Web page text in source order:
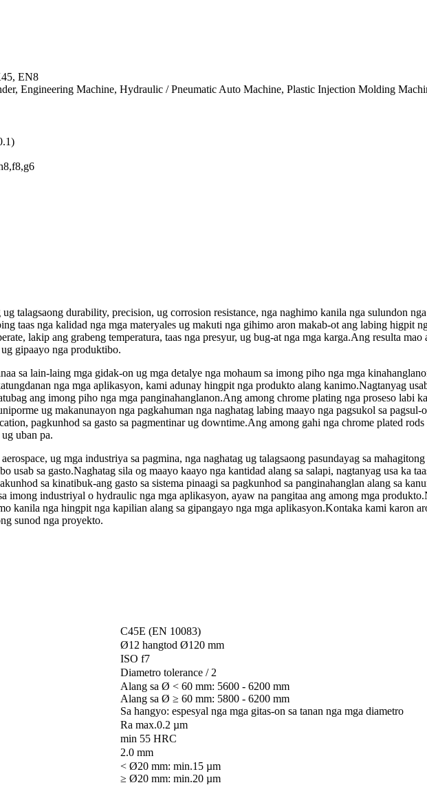
EN8
Engineering Machine, Hydraulic / Pneumatic Auto Machine, Plastic Injection Molding
talagsaong durability, precision, ug corrosion resistance, nga naghimo kanila nga sulundon
taas nga kalidad nga mga materyales ug makuti nga gihimo aron makab-ot ang labing higpit
lakip ang grabeng temperatura, taas nga presyur, ug bug-at nga mga karga.Ang resulta
gipaayo nga produktibo.
sa lain-laing mga gidak-on ug mga detalye nga mohaum sa imong piho nga mga
nga mga aplikasyon, kami adunay hingpit nga produkto alang kanimo.Nagtanyag
ang imong piho nga mga panginahanglanon.Ang among chrome plating nga proseso labi
ug makanunayon nga pagkahuman nga naghatag labing maayo nga pagsukol sa
pagkunhod sa gasto sa pagmentinar ug downtime.Ang among gahi nga chrome plated
uban pa.
ug mga industriya sa pagmina, nga naghatag ug talagsaong pasundayag sa
usab sa gasto.Naghatag sila og maayo kaayo nga kantidad alang sa salapi, nagtanyag usa ka
sa kinatibuk-ang gasto sa sistema pinaagi sa pagkunhod sa panginahanglan alang sa
imong industriyal o hydraulic nga mga aplikasyon, ayaw na pangitaa ang among mga
kanila nga hingpit nga kapilian alang sa gipangayo nga mga aplikasyon.Kontaka kami karon
sunod nga proyekto.
C45E (EN 10083)
Ø12 hangtod Ø120 mm
ISO f7
Diametro tolerance / 2
Alang sa Ø < 60 mm: 5600 - 6200 mm
Alang sa Ø ≥ 60 mm: 5800 - 6200 mm
Sa hangyo: espesyal nga mga gitas-on sa tanan nga mga diametro
Ra max.0.2 µm
min 55 HRC
2.0 mm
< Ø20 mm: min.15 µm
≥ Ø20 mm: min.20 µm